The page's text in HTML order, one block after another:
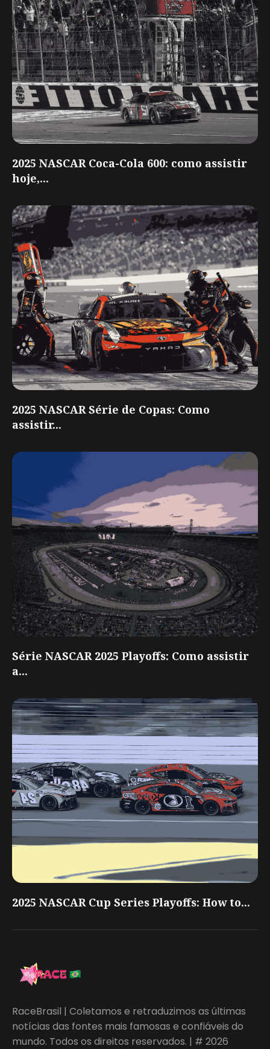
2025 NASCAR Coca-Cola 600: como assistir
hoje,...
2025 NASCAR Série de Copas: Como
assistir...
Série NASCAR 2025 Playoffs: Como assistir
a...
2025 NASCAR Cup Series Playoffs: How to...
RaceBrasil | Coletamos e retraduzimos as últimas
notícias das fontes mais famosas e confiáveis do
mundo. Todos os direitos reservados. | # 2026